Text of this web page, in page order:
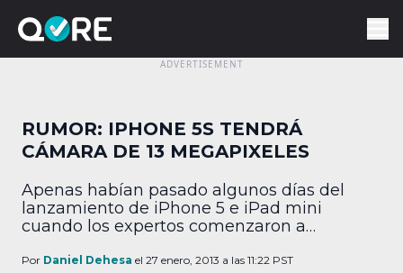
RUMOR: IPHONE 5S TENDRÁ
CÁMARA DE 13 MEGAPIXELES
Apenas habían pasado algunos días del
lanzamiento de iPhone 5 e iPad mini
cuando los expertos comenzaron a
de dispositivo móviles de Apple,
Por Daniel Dehesa el 27 enero, 2013 a las 11:22 PST